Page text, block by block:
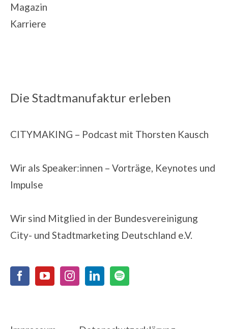
Magazin
Karriere
Die Stadtmanufaktur erleben
CITYMAKING – Podcast mit Thorsten Kausch
Wir als Speaker:innen – Vorträge, Keynotes und
Impulse
Wir sind Mitglied in der Bundesvereinigung
City- und Stadtmarketing Deutschland e.V.